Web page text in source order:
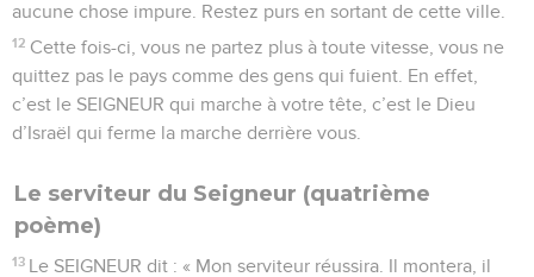
aucune chose impure. Restez purs en sortant de cette ville.
12 Cette fois-ci, vous ne partez plus à toute vitesse, vous ne
quittez pas le pays comme des gens qui fuient. En effet,
c’est le SEIGNEUR qui marche à votre tête, c’est le Dieu
d’Israël qui ferme la marche derrière vous.
Le serviteur du Seigneur (quatrième
poème)
13 Le SEIGNEUR dit : « Mon serviteur réussira. Il montera, il